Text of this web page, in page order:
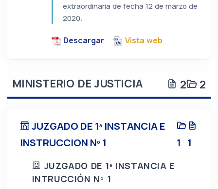
extraordinaria de fecha 12 de marzo de
2020.
Descargar Vista web
MINISTERIO DE JUSTICIA 2 2
JUZGADO DE 1ª INSTANCIA E
INSTRUCCION Nº 1
1 1
JUZGADO DE 1ª INSTANCIA E
INTRUCCIÓN Nº 1